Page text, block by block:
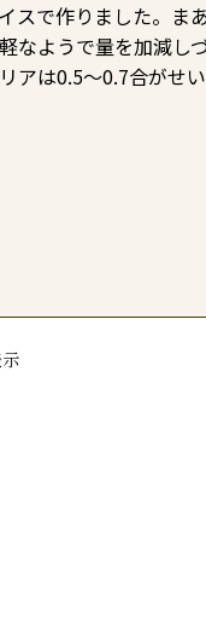
スで作りました。ま
なようで量を加減し
アは0.5～0.7合がせ